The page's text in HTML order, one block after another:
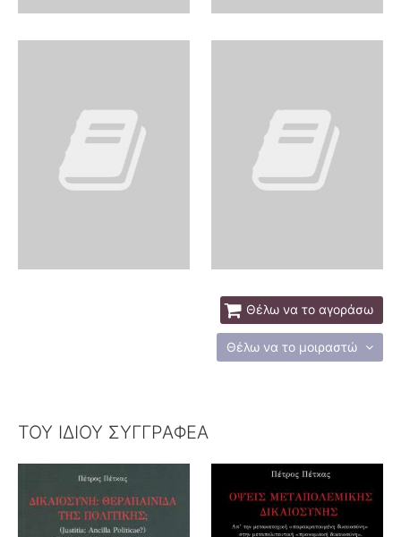
Θέλω να το αγοράσω
Θέλω να το μοιραστώ
ΤΟΥ ΙΔΙΟΥ ΣΥΓΓΡΑΦΕΑ